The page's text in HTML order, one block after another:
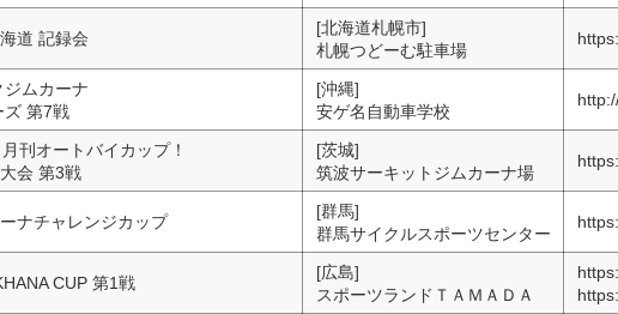
道 記録会
[北海道札幌市]
札幌つどーむ駐車場
ムカーナ
ズ 第7戦
[沖縄]
安ゲ名自動車学校
刊オートバイカップ！
会 第3戦
[茨城]
筑波サーキットジムカーナ場
ナチャレンジカップ
[群馬]
群馬サイクルスポーツセンター
CUP 第1戦
[広島]
スポーツランドＴＡＭＡＤＡ